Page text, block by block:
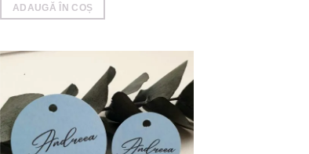
ADAUGĂ ÎN COȘ
Add to
wishlist